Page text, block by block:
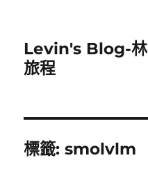
Levin's Blog-
旅程
標籤:smolvlm